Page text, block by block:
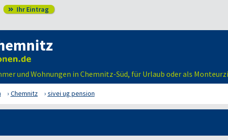
 Ihr Eintrag
und Wohnungen in Chemnitz-Süd, für Urlaub oder als
Chemnitz sivei ug pension